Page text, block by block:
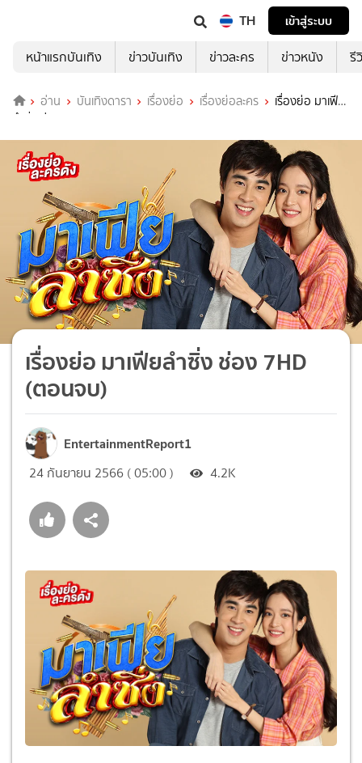
TH
เข้าสู่ระบบ
หน้าแรกบันเทิง
ข่าวบันเทิง ข่าวละคร ข่าวหนัง รี
อ่าน บันเทิงดารา เรื่องย่อ เรื่องย่อละคร
เรื่องย่อ มาเฟีย
ลำซิ่ง ช่อง 7HD (ตอนจบ)
เรื่องย่อ มาเฟียลำซิ่ง ช่อง 7HD
(ตอนจบ)
EntertainmentReport1
24 กันยายน 2566 ( 05:00 ) 4.2K